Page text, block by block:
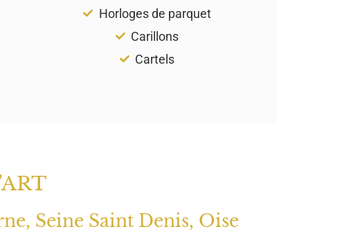
Horloges de parquet
Carillons
Cartels
Seine Saint Denis, Oise